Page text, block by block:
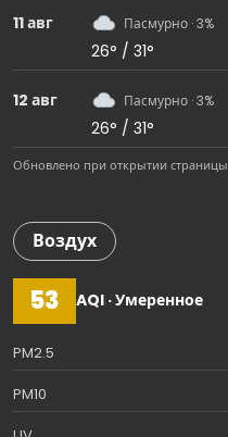
11 авг Пасмурно · 3%
26° / 31°
12 авг Пасмурно · 3%
26° / 31°
Обновлено при открытии страницы
Воздух
53 AQI · Умеренное
PM2.5
PM10